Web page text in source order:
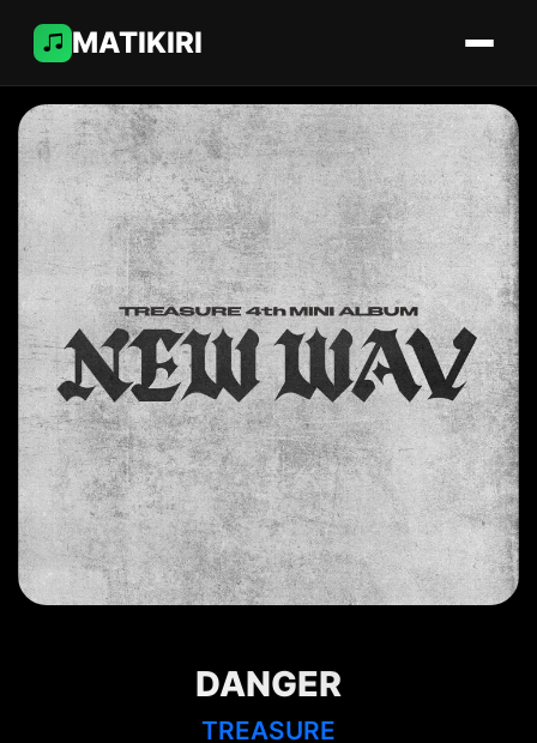
MATIKIRI
DANGER
TREASURE